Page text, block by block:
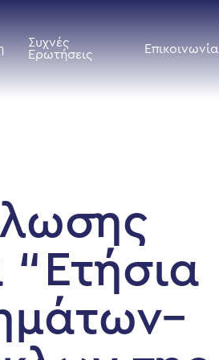
Συχνές
Ερωτήσεις
Επικοινωνία
“Ετήσια